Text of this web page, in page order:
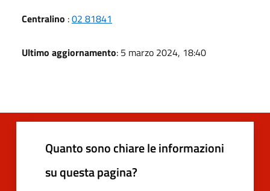
Centralino :02 81841
Ultimo aggiornamento: 5 marzo 2024, 18:40
Quanto sono chiare le informazioni
su questa pagina?